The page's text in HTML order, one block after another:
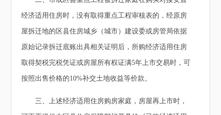
经济适用住房时，没有取得重点工程审核表的，经原房
屋拆迁地的区县住房城乡（城市）建设委或房管局依据
原始记录拆迁底账出具相关证明后，所购经济适用住房
取得契税完税凭证或房屋所有权证满5年上市交易时，可
按照出售价格的10%补交土地收益等价款。
三、上述经济适用住房购房家庭，房屋再上市时，